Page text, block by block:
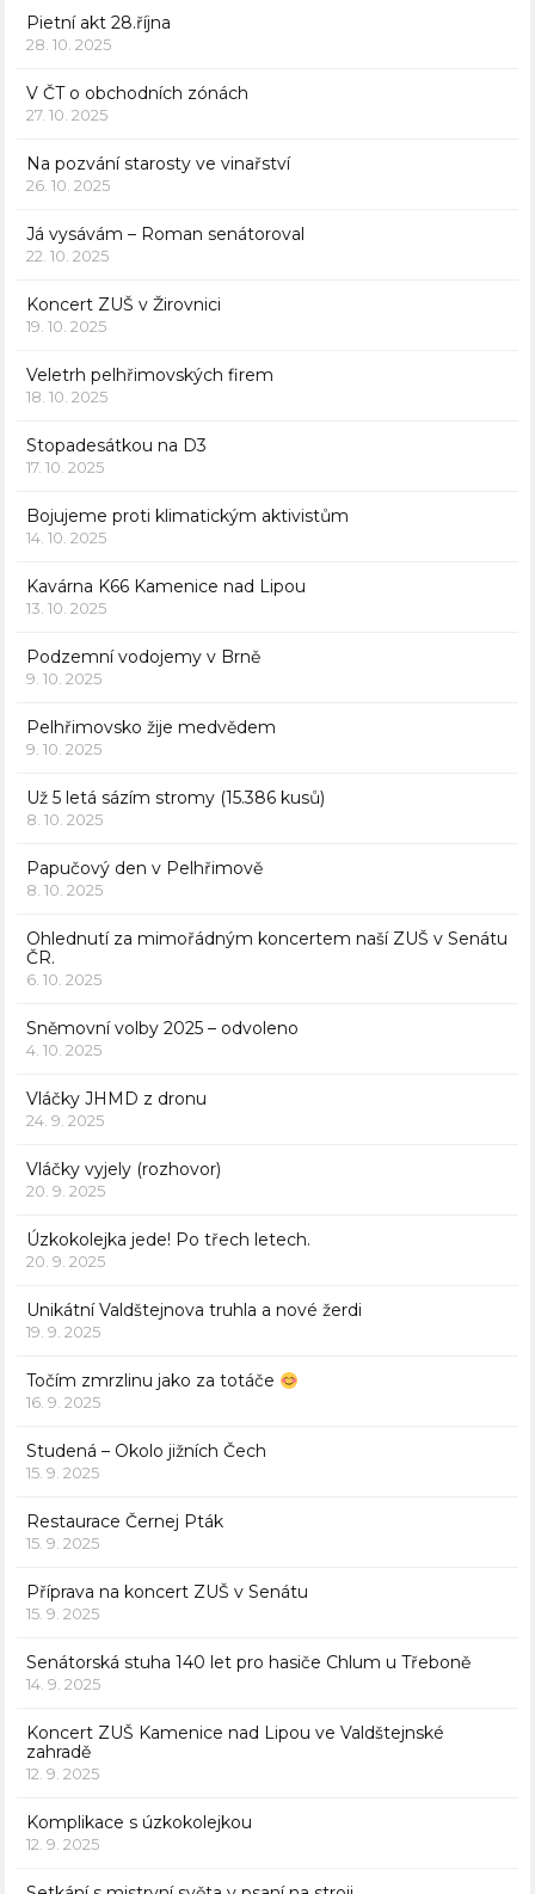
Pietní akt 28.října
28. 10. 2025
V ČT o obchodních zónách
27. 10. 2025
Na pozvání starosty ve vinařství
26. 10. 2025
Já vysávám – Roman senátoroval
22. 10. 2025
Koncert ZUŠ v Žirovnici
19. 10. 2025
Veletrh pelhřimovských firem
18. 10. 2025
Stopadesátkou na D3
17. 10. 2025
Bojujeme proti klimatickým aktivistům
14. 10. 2025
Kavárna K66 Kamenice nad Lipou
13. 10. 2025
Podzemní vodojemy v Brně
9. 10. 2025
Pelhřimovsko žije medvědem
9. 10. 2025
Už 5 letá sázím stromy (15.386 kusů)
8. 10. 2025
Papučový den v Pelhřimově
8. 10. 2025
Ohlednutí za mimořádným koncertem naší ZUŠ v Senátu
ČR.
6. 10. 2025
Sněmovní volby 2025 – odvoleno
4. 10. 2025
Vláčky JHMD z dronu
24. 9. 2025
Vláčky vyjely (rozhovor)
20. 9. 2025
Úzkokolejka jede! Po třech letech.
20. 9. 2025
Unikátní Valdštejnova truhla a nové žerdi
19. 9. 2025
Točím zmrzlinu jako za totáče
16. 9. 2025
Studená – Okolo jižních Čech
15. 9. 2025
Restaurace Černej Pták
15. 9. 2025
Příprava na koncert ZUŠ v Senátu
15. 9. 2025
Senátorská stuha 140 let pro hasiče Chlum u Třeboně
14. 9. 2025
Koncert ZUŠ Kamenice nad Lipou ve Valdštejnské
zahradě
12. 9. 2025
Komplikace s úzkokolejkou
12. 9. 2025